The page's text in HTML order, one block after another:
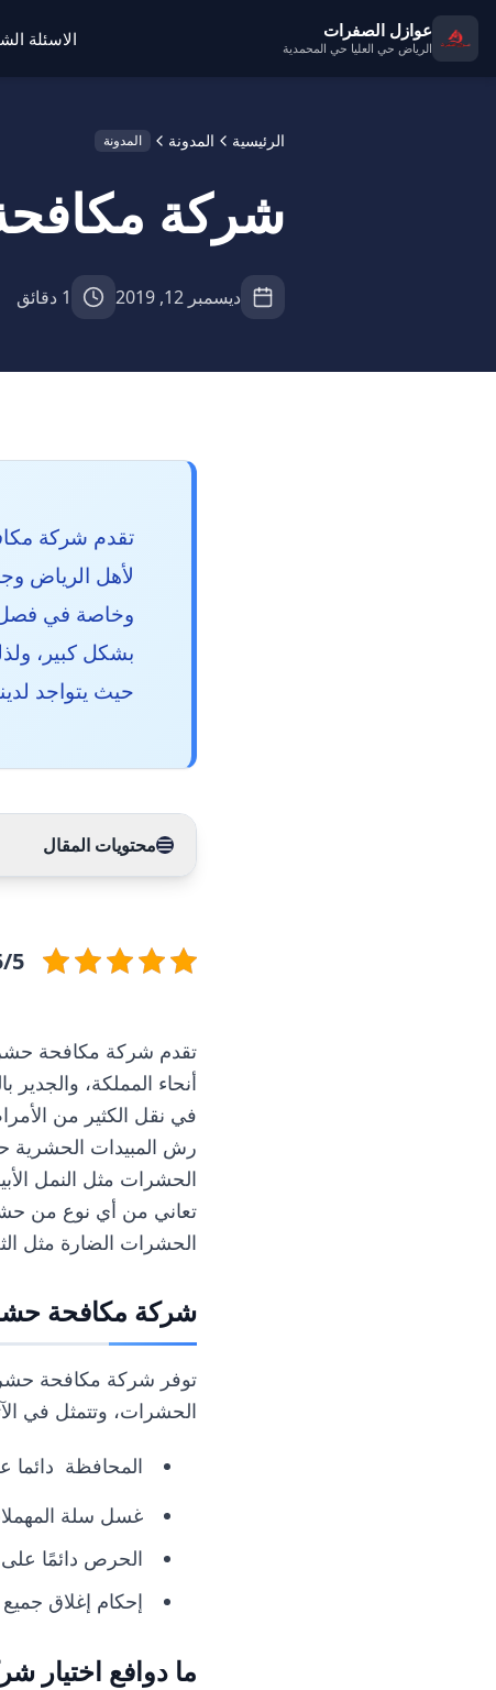
عوازل الصفرات
الرياض حي العليا حي المحمدية الاسئلة
الرئيسية المدونة المدونة
شركة مكافحة
ديسمبر 12, 2019 1 دقائق
تقدم شركة
لأهل الرياض
وخاصة في فصل
بشكل كبير،
حيث يتواجد
محتويات المقال
5/5 - (7
تقدم شركة مكافحة
أنحاء المملكة،
في نقل الكثير من
رش المبيدات الحشرية
الحشرات مثل النمل
تعاني من أي نوع من
الحشرات الضارة مثل
شركة مكافحة
توفر شركة مكافحة
الحشرات، وتتمثل في
المحافظة دائما
غسل سلة
الحرص دائمًا على
إحكام إغلاق
ما دوافع اختيار